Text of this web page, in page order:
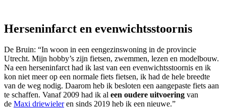
Herseninfarct en evenwichtsstoornis
De Bruin: “In woon in een eengezinswoning in de provincie
Utrecht. Mijn hobby’s zijn fietsen, zwemmen, lezen en modelbouw.
Na een herseninfarct had ik last van een evenwichtsstoornis en ik
kon niet meer op een normale fiets fietsen, ik had de hele breedte
van de weg nodig. Daarom heb ik besloten een aangepaste fiets aan
te schaffen. Vanaf 2009 had ik al een oudere uitvoering van
de Maxi driewieleren sinds 2019 heb ik een nieuwe.”